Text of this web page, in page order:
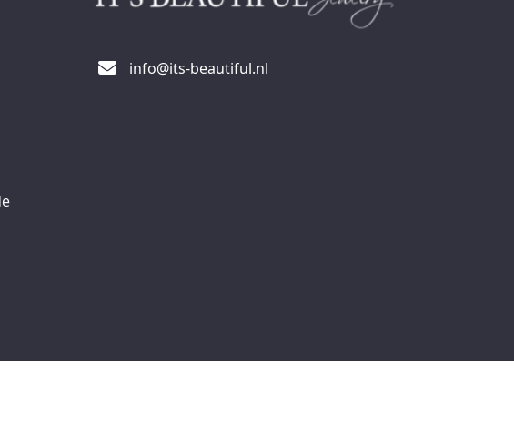
info@its-beautiful.nl